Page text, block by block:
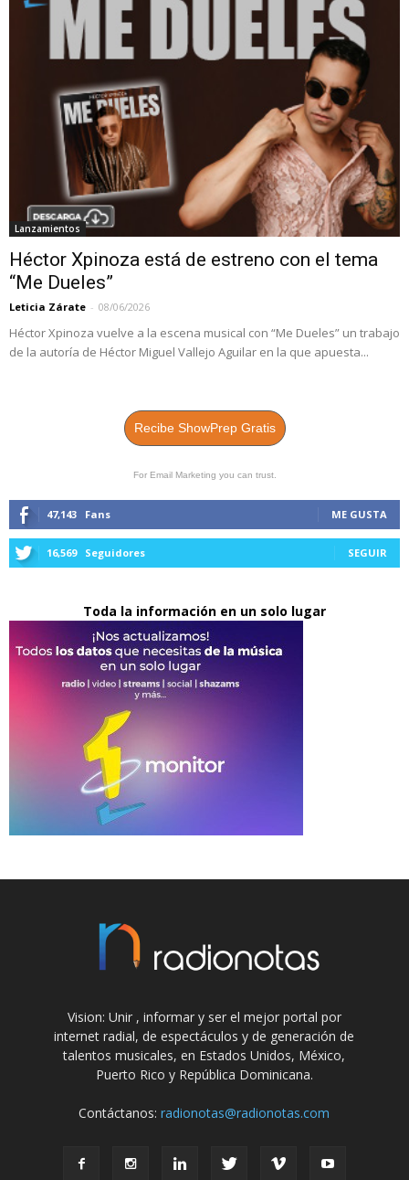
Lanzamientos
Héctor Xpinoza está de estreno con el tema
“Me Dueles”
Leticia Zárate - 08/06/2026
Héctor Xpinoza vuelve a la escena musical con “Me Dueles” un trabajo
de la autoría de Héctor Miguel Vallejo Aguilar en la que apuesta...
Recibe ShowPrep Gratis
For Email Marketing you can trust.
47,143 Fans ME GUSTA
16,569 Seguidores SEGUIR
Toda la información en un solo lugar
Vision: Unir , informar y ser el mejor portal por
internet radial, de espectáculos y de generación de
talentos musicales, en Estados Unidos, México,
Puerto Rico y República Dominicana.
Contáctanos:radionotas@radionotas.com